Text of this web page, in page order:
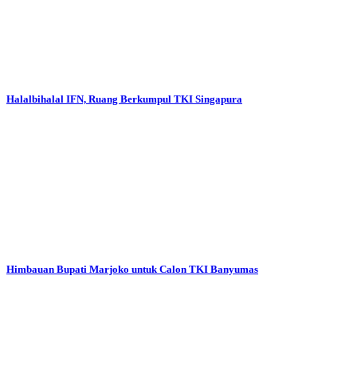
Halalbihalal IFN, Ruang Berkumpul TKI Singapura
Himbauan Bupati Marjoko untuk Calon TKI Banyumas